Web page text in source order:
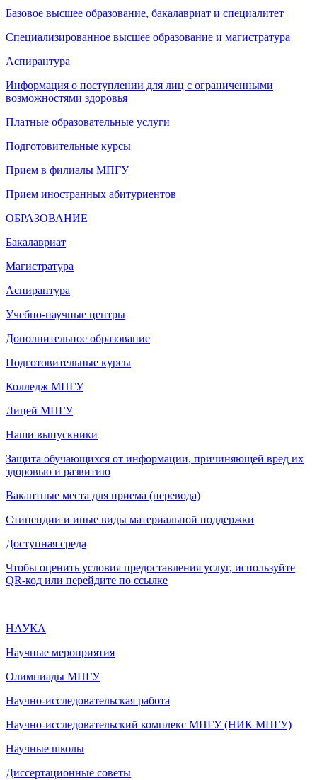
Базовое высшее образование, бакалавриат и специалитет
Специализированное высшее образование и магистратура
Аспирантура
Информация о поступлении для лиц с ограниченными
возможностями здоровья
Платные образовательные услуги
Подготовительные курсы
Прием в филиалы МПГУ
Прием иностранных абитуриентов
ОБРАЗОВАНИЕ
Бакалавриат
Магистратура
Аспирантура
Учебно-научные центры
Дополнительное образование
Подготовительные курсы
Колледж МПГУ
Лицей МПГУ
Наши выпускники
Защита обучающихся от информации, причиняющей вред их
здоровью и развитию
Вакантные места для приема (перевода)
Стипендии и иные виды материальной поддержки
Доступная среда
Чтобы оценить условия предоставления услуг, используйте
QR-код или перейдите по ссылке
НАУКА
Научные мероприятия
Олимпиады МПГУ
Научно-исследовательская работа
Научно-исследовательский комплекс МПГУ (НИК МПГУ)
Научные школы
Диссертационные советы